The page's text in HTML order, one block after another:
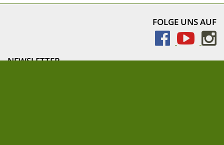
FOLGE UNS AUF
NEWSLETTER